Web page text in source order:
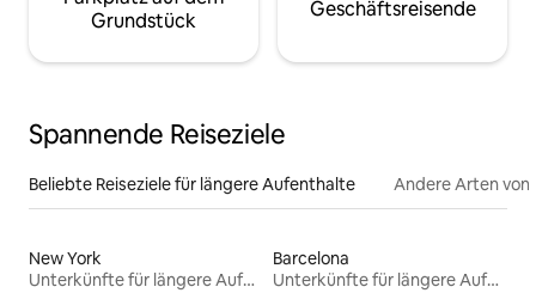
Grundstück
Geschäftsreisende
Spannende Reiseziele
Beliebte Reiseziele für längere Aufenthalte Andere Arten
New York
Unterkünfte für längere Aufenthalte
Barcelona
Unterkünfte für längere Aufenthalte